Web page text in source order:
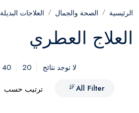
الرئيسية الصحة والجمال العلاجات البديلة
العلاج العطري
لا توجد نتائج 20
40
All Filter
ترتيب حسب